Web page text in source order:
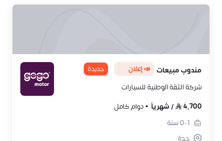
مندوب مبيعات 📣 إعلان جديدة
شركة الثقة الوطنية للسيارات
4,700
/ شهرياً
دوام كامل
0-1سنة
جدة